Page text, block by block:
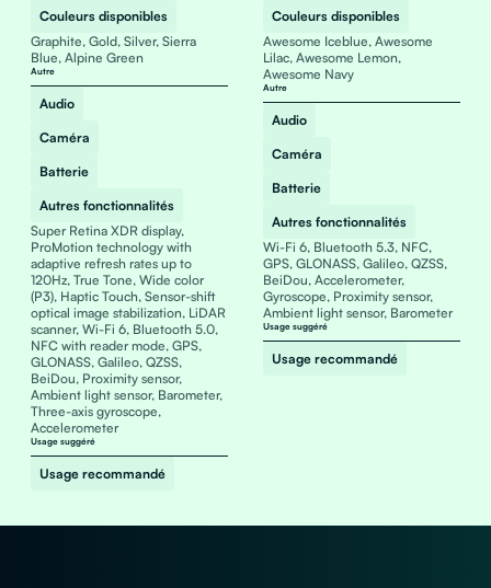
Couleurs disponibles
Graphite, Gold, Silver, Sierra
Blue, Alpine Green
Autre
Audio
Caméra
Batterie
Autres fonctionnalités
Super Retina XDR display,
ProMotion technology with
adaptive refresh rates up to
120Hz, True Tone, Wide color
(P3), Haptic Touch, Sensor-shift
optical image stabilization, LiDAR
scanner, Wi-Fi 6, Bluetooth 5.0,
NFC with reader mode, GPS,
GLONASS, Galileo, QZSS,
BeiDou, Proximity sensor,
Ambient light sensor, Barometer,
Three-axis gyroscope,
Accelerometer
Usage suggéré
Usage recommandé
Couleurs disponibles
Awesome Iceblue, Awesome
Lilac, Awesome Lemon,
Awesome Navy
Autre
Audio
Caméra
Batterie
Autres fonctionnalités
Wi-Fi 6, Bluetooth 5.3, NFC,
GPS, GLONASS, Galileo, QZSS,
BeiDou, Accelerometer,
Gyroscope, Proximity sensor,
Ambient light sensor, Barometer
Usage suggéré
Usage recommandé